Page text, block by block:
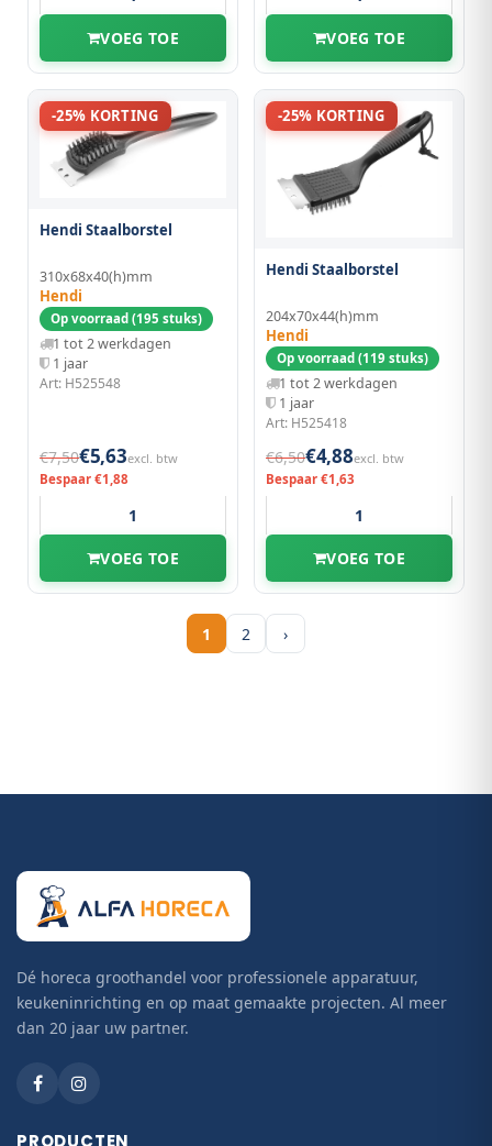
VOEG TOE VOEG TOE
-25% KORTING
Hendi Staalborstel
310x68x40(h)mm
Hendi
Op voorraad (195 stuks)
1 tot 2 werkdagen
1 jaar
Art: H525548
€7,50€5,63excl. btw
Bespaar €1,88
VOEG TOE
-25% KORTING
Hendi Staalborstel
204x70x44(h)mm
Hendi
Op voorraad (119 stuks)
1 tot 2 werkdagen
1 jaar
Art: H525418
€6,50€4,88excl. btw
Bespaar €1,63
VOEG TOE
1 2 ›
Dé horeca groothandel voor professionele apparatuur,
keukeninrichting en op maat gemaakte projecten. Al meer
dan 20 jaar uw partner.
PRODUCTEN